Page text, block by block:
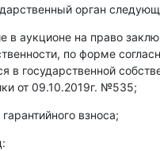
орган
в аукционе на право
по форме
в государственной
от 09.10.2019г. №535;
взноса;